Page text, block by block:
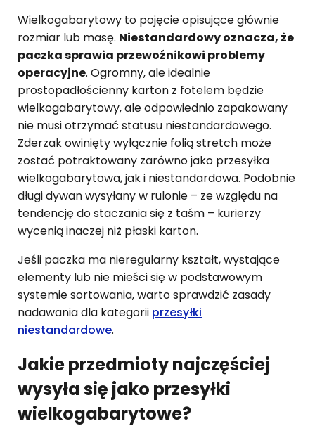
Wielkogabarytowy to pojęcie opisujące głównie
rozmiar lub masę. Niestandardowy oznacza, że
paczka sprawia przewoźnikowi problemy
operacyjne. Ogromny, ale idealnie
prostopadłościenny karton z fotelem będzie
wielkogabarytowy, ale odpowiednio zapakowany
nie musi otrzymać statusu niestandardowego.
Zderzak owinięty wyłącznie folią stretch może
zostać potraktowany zarówno jako przesyłka
wielkogabarytowa, jak i niestandardowa. Podobnie
długi dywan wysyłany w rulonie – ze względu na
tendencję do staczania się z taśm – kurierzy
wycenią inaczej niż płaski karton.
Jeśli paczka ma nieregularny kształt, wystające
elementy lub nie mieści się w podstawowym
systemie sortowania, warto sprawdzić zasady
nadawania dla kategorii przesyłki
niestandardowe.
Jakie przedmioty najczęściej
wysyła się jako przesyłki
wielkogabarytowe?